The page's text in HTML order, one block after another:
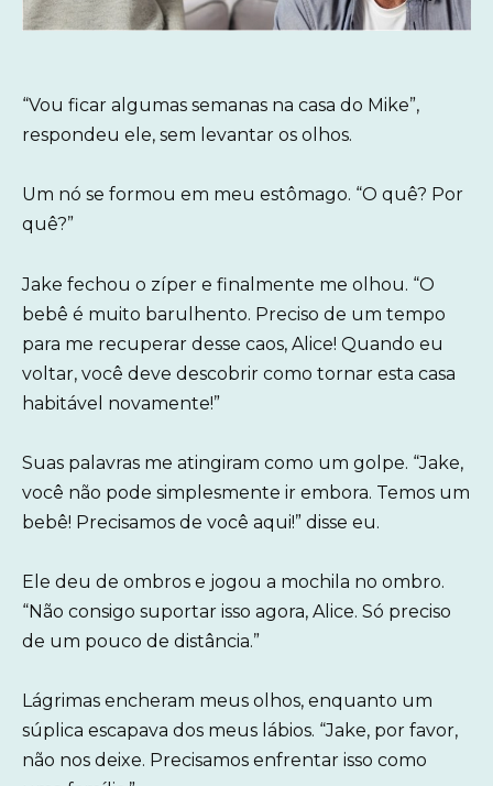
“Vou ficar algumas semanas na casa do Mike”,
respondeu ele, sem levantar os olhos.
Um nó se formou em meu estômago. “O quê? Por
quê?”
Jake fechou o zíper e finalmente me olhou. “O
bebê é muito barulhento. Preciso de um tempo
para me recuperar desse caos, Alice! Quando eu
voltar, você deve descobrir como tornar esta casa
habitável novamente!”
Suas palavras me atingiram como um golpe. “Jake,
você não pode simplesmente ir embora. Temos um
bebê! Precisamos de você aqui!” disse eu.
Ele deu de ombros e jogou a mochila no ombro.
“Não consigo suportar isso agora, Alice. Só preciso
de um pouco de distância.”
Lágrimas encheram meus olhos, enquanto um
súplica escapava dos meus lábios. “Jake, por favor,
não nos deixe. Precisamos enfrentar isso como